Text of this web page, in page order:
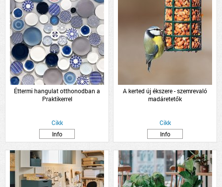
Éttermi hangulat otthonodban a
Praktikerrel
Cikk
Info
A kerted új ékszere - szemrevaló
madáretetők
Cikk
Info